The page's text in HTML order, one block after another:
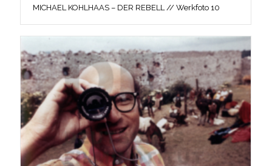
MICHAEL KOHLHAAS – DER REBELL // Werkfoto 10